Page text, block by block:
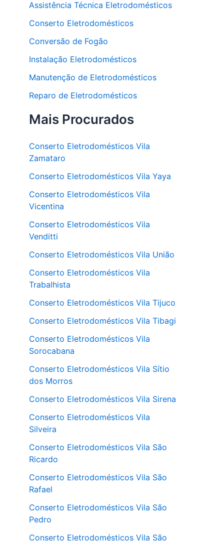
Assistência Técnica Eletrodomésticos
Conserto Eletrodomésticos
Conversão de Fogão
Instalação Eletrodomésticos
Manutenção de Eletrodomésticos
Reparo de Eletrodomésticos
Mais Procurados
Conserto Eletrodomésticos Vila
Zamataro
Conserto Eletrodomésticos Vila Yaya
Conserto Eletrodomésticos Vila
Vicentina
Conserto Eletrodomésticos Vila
Venditti
Conserto Eletrodomésticos Vila União
Conserto Eletrodomésticos Vila
Trabalhista
Conserto Eletrodomésticos Vila Tijuco
Conserto Eletrodomésticos Vila Tibagi
Conserto Eletrodomésticos Vila
Sorocabana
Conserto Eletrodomésticos Vila Sítio
dos Morros
Conserto Eletrodomésticos Vila Sirena
Conserto Eletrodomésticos Vila
Silveira
Conserto Eletrodomésticos Vila São
Ricardo
Conserto Eletrodomésticos Vila São
Rafael
Conserto Eletrodomésticos Vila São
Pedro
Conserto Eletrodomésticos Vila São